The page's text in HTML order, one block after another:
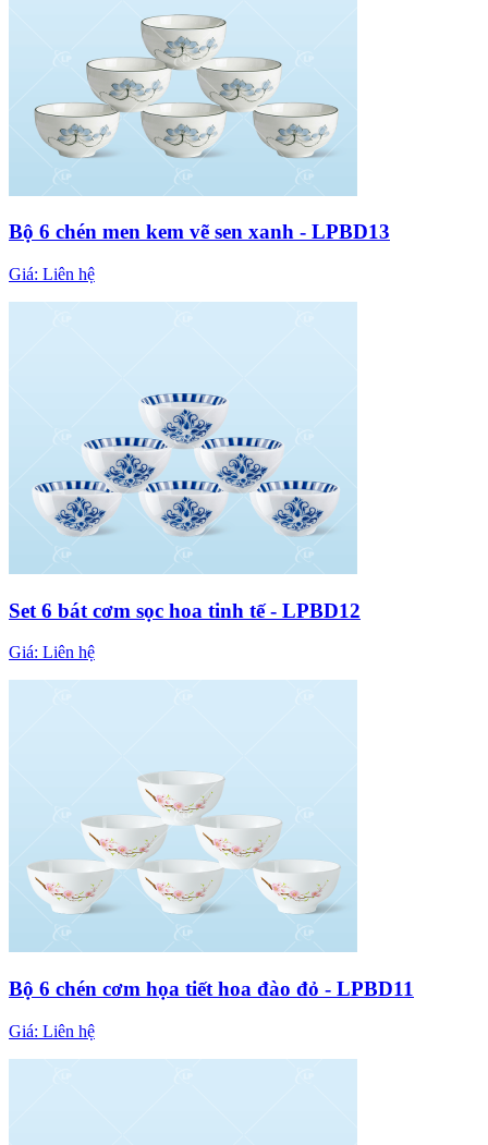
Bộ 6 chén men kem vẽ sen xanh - LPBD13
Giá: Liên hệ
Set 6 bát cơm sọc hoa tinh tế - LPBD12
Giá: Liên hệ
Bộ 6 chén cơm họa tiết hoa đào đỏ - LPBD11
Giá: Liên hệ